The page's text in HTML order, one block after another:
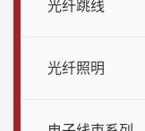
光纤跳线
光纤照明